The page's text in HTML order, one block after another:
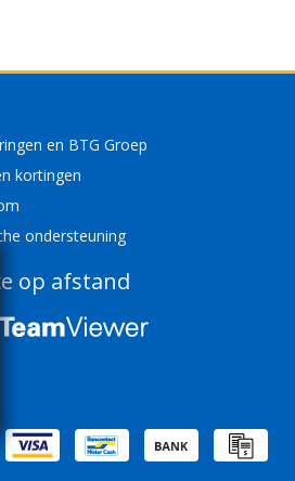
en BTG Groep
kortingen
ondersteuning
op afstand